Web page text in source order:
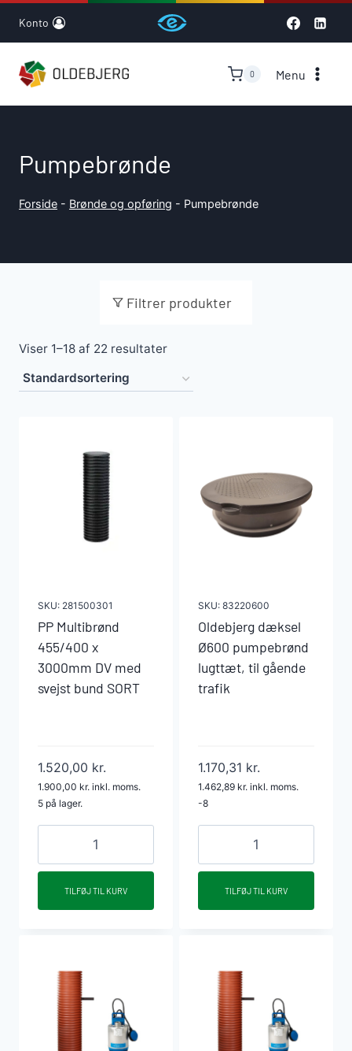
Konto
0 Menu
Pumpebrønde
Forside - Brønde og opføring - Pumpebrønde
Viser 1–18 af 22 resultater
SKU: 281500301
PP Multibrønd
455/400 x
3000mm DV med
svejst bund SORT
1.520,00 kr.
1.900,00 kr. inkl. moms.
5 på lager.
x
med
svejst
bund
SORT
TILFØJ TIL KURV
SKU: 83220600
Oldebjerg dæksel
Ø600 pumpebrønd
lugttæt, til gående
trafik
1.170,31 kr.
1.462,89 kr. inkl. moms.
-8
Oldebjerg
pumpebrønd
gående
trafik
antal
TILFØJ TIL KURV
Filtrer produkter